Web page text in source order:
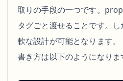
        <
:value
</ template >
取りの手段の一つです。
タグごと渡せることです。
軟な設計が可能となります。
書き方は以下のようになりま